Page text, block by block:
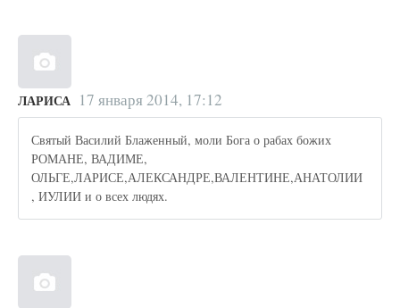
ЛАРИСА 17 января 2014, 17:12
Святый Василий Блаженный, моли Бога о рабах божих
РОМАНЕ, ВАДИМЕ,
ОЛЬГЕ,ЛАРИСЕ,АЛЕКСАНДРЕ,ВАЛЕНТИНЕ,АНАТОЛИИ
, ИУЛИИ и о всех людях.